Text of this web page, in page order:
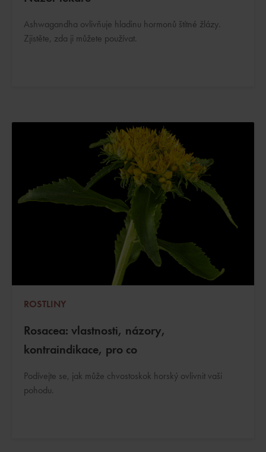
Ashwagandha ovlivňuje hladinu hormonů štítné žlázy.
Zjistěte, zda ji můžete používat.
ROSTLINY
Rosacea: vlastnosti, názory,
kontraindikace, pro co
Podívejte se, jak může chvostoskok horský ovlivnit vaši
pohodu.